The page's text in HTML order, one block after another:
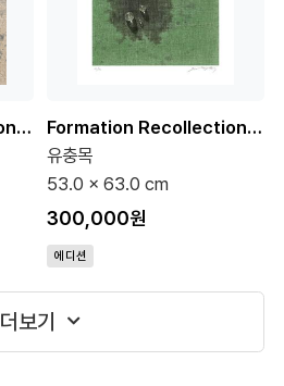
Formation Recollection 4-1 10호 (원화)
Formation Recollection 5-8 (75 Editions)
유충목
53.0 x 63.0 cm
300,000원
에디션
더보기